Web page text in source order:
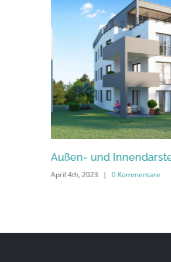
Außen- und
April 4th, 2023 | 0 Kommentare